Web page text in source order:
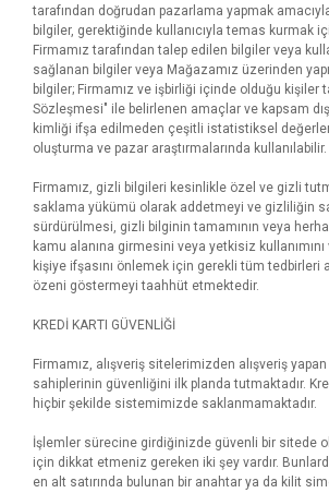
tarafından doğrudan pazarlama yapmak
bilgiler, gerektiğinde kullanıcıyla temas kurmak
Firmamız tarafından talep edilen bilgiler veya
sağlanan bilgiler veya Mağazamız üzerinden
bilgiler; Firmamız ve işbirliği içinde olduğu kişiler
Sözleşmesi" ile belirlenen amaçlar ve kapsam
kimliği ifşa edilmeden çeşitli istatistiksel
oluşturma ve pazar araştırmalarında kullanılabilir.
Firmamız, gizli bilgileri kesinlikle özel ve gizli
saklama yükümü olarak addetmeyi ve gizliliğin
sürdürülmesi, gizli bilginin tamamının veya
kamu alanına girmesini veya yetkisiz
kişiye ifşasını önlemek için gerekli tüm tedbirleri
özeni göstermeyi taahhüt etmektedir.
KREDİ KARTI GÜVENLİĞİ
Firmamız, alışveriş sitelerimizden alışveriş yapan
sahiplerinin güvenliğini ilk planda tutmaktadır.
hiçbir şekilde sistemimizde saklanmamaktadır.
İşlemler sürecine girdiğinizde güvenli bir sitede
için dikkat etmeniz gereken iki şey vardır.
en alt satırında bulunan bir anahtar ya da kilit